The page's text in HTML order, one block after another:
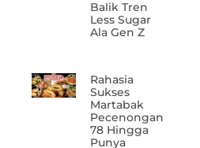
Balik Tren
Less Sugar
Ala Gen Z
Rahasia
Sukses
Martabak
Pecenongan
78 Hingga
Punya